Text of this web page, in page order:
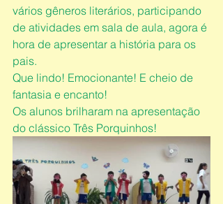
vários gêneros literários, participando
de atividades em sala de aula, agora é
hora de apresentar a história para os
pais.
Que lindo! Emocionante! E cheio de
fantasia e encanto!
Os alunos brilharam na apresentação
do clássico Três Porquinhos!